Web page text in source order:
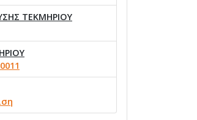
ΤΕΚΜΗΡΙΟΥ